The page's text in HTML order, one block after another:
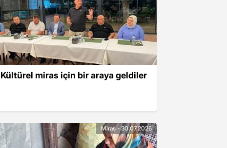
Kültürel miras için bir araya geldiler
Miras - 30.07.2026